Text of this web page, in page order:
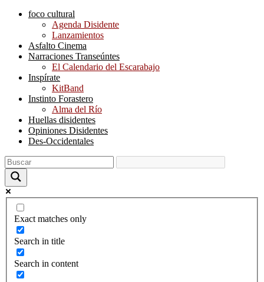
foco cultural
Agenda Disidente
Lanzamientos
Asfalto Cinema
Narraciones Transeúntes
El Calendario del Escarabajo
Inspírate
KitBand
Instinto Forastero
Alma del Río
Huellas disidentes
Opiniones Disidentes
Des-Occidentales
Exact matches only
Search in title
Search in content